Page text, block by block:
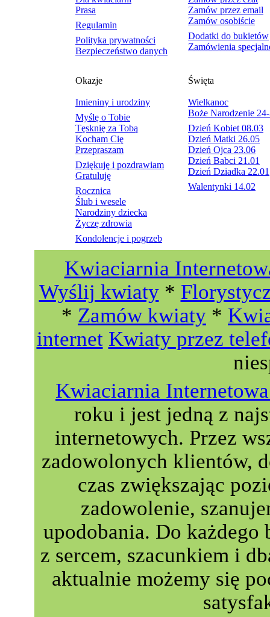
Prasa
Regulamin
Polityka prywatności
Bezpieczeństwo danych
Zamów przez email
Zamów osobiście
Dodatki do bukietów
Zamówienia
Okazje
Imieniny i urodziny
Myślę o Tobie
Tęsknię za Tobą
Kocham Cię
Przepraszam
Dziękuję i pozdrawiam
Gratuluję
Rocznica
Ślub i wesele
Narodziny dziecka
Życzę zdrowia
Kondolencje i pogrzeb
Święta
Wielkanoc
Boże Narodzenie
Dzień Kobiet 08.03
Dzień Matki 26.05
Dzień Ojca 23.06
Dzień Babci 21.01
Dzień Dziadka 22.01
Walentynki 14.02
Kwiaciarnia
Wyślij kwiaty*
* Zamów kwiaty *
internet Kwiaty przez
Kwiaciarnia
roku i jest jedną z
internetowych. Przez
zadowolonych klientów,
czas zwiększając
zadowolenie,
upodobania. Do
z sercem, szacunkiem i
aktualnie możemy się